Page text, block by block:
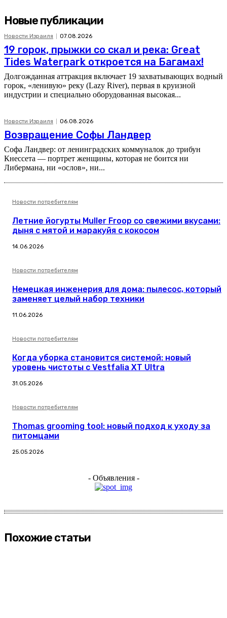
Новые публикации
Новости Израиля 07.08.2026
19 горок, прыжки со скал и река: Great
Tides Waterpark откроется на Багамах!
Долгожданная аттракция включает 19 захватывающих водный
горок, «ленивую» реку (Lazy River), первая в круизной
индустрии и специально оборудованная высокая...
Новости Израиля 06.08.2026
Возвращение Софы Ландвер
Софа Ландвер: от ленинградских коммуналок до трибун
Кнессета — портрет женщины, которая не боится ни
Либермана, ни «ослов», ни...
Новости потребителям
Летние йогурты Muller Froop со свежими вкусами:
дыня с мятой и маракуйя с кокосом
14.06.2026
Новости потребителям
Немецкая инженерия для дома: пылесос, который
заменяет целый набор техники
11.06.2026
Новости потребителям
Когда уборка становится системой: новый
уровень чистоты с Vestfalia XT Ultra
31.05.2026
Новости потребителям
Thomas grooming tool: новый подход к уходу за
питомцами
25.05.2026
- Объявления -
Похожие статьи